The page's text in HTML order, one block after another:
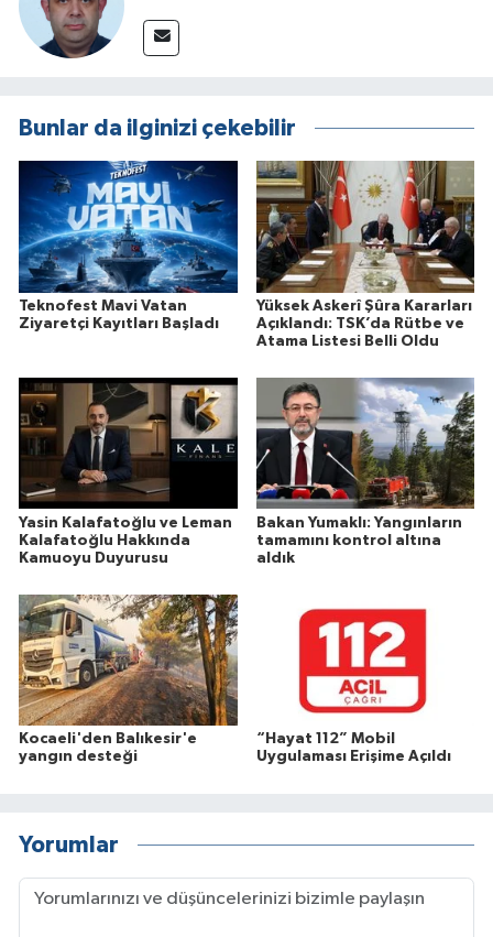
Bunlar da ilginizi çekebilir
Teknofest Mavi Vatan
Ziyaretçi Kayıtları Başladı
Yüksek Askerî Şûra Kararları
Açıklandı: TSK’da Rütbe ve
Atama Listesi Belli Oldu
Yasin Kalafatoğlu ve Leman
Kalafatoğlu Hakkında
Kamuoyu Duyurusu
Bakan Yumaklı: Yangınların
tamamını kontrol altına
aldık
Kocaeli'den Balıkesir'e
yangın desteği
“Hayat 112” Mobil
Uygulaması Erişime Açıldı
Yorumlar